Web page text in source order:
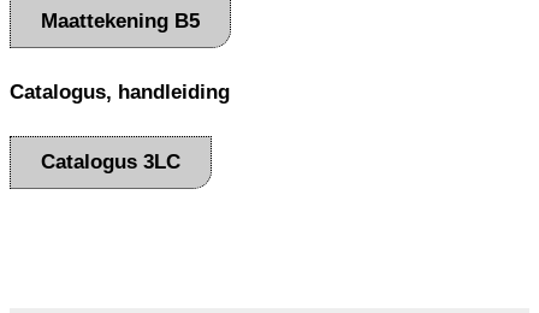
Maattekening B5
Catalogus, handleiding
Catalogus 3LC